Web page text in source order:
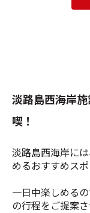
淡路島西海岸
喫！
淡路島西海岸に
めるおすすめス
一日中楽しめる
の行程をご提案さ